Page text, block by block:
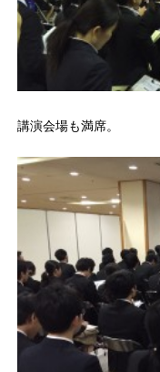
講演会場も満席。